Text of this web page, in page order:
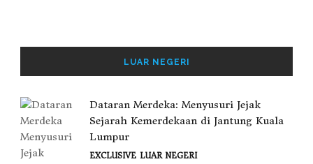
LUAR NEGERI
Dataran Merdeka: Menyusuri Jejak
Sejarah Kemerdekaan di Jantung Kuala
Lumpur
EXCLUSIVE LUAR NEGERI